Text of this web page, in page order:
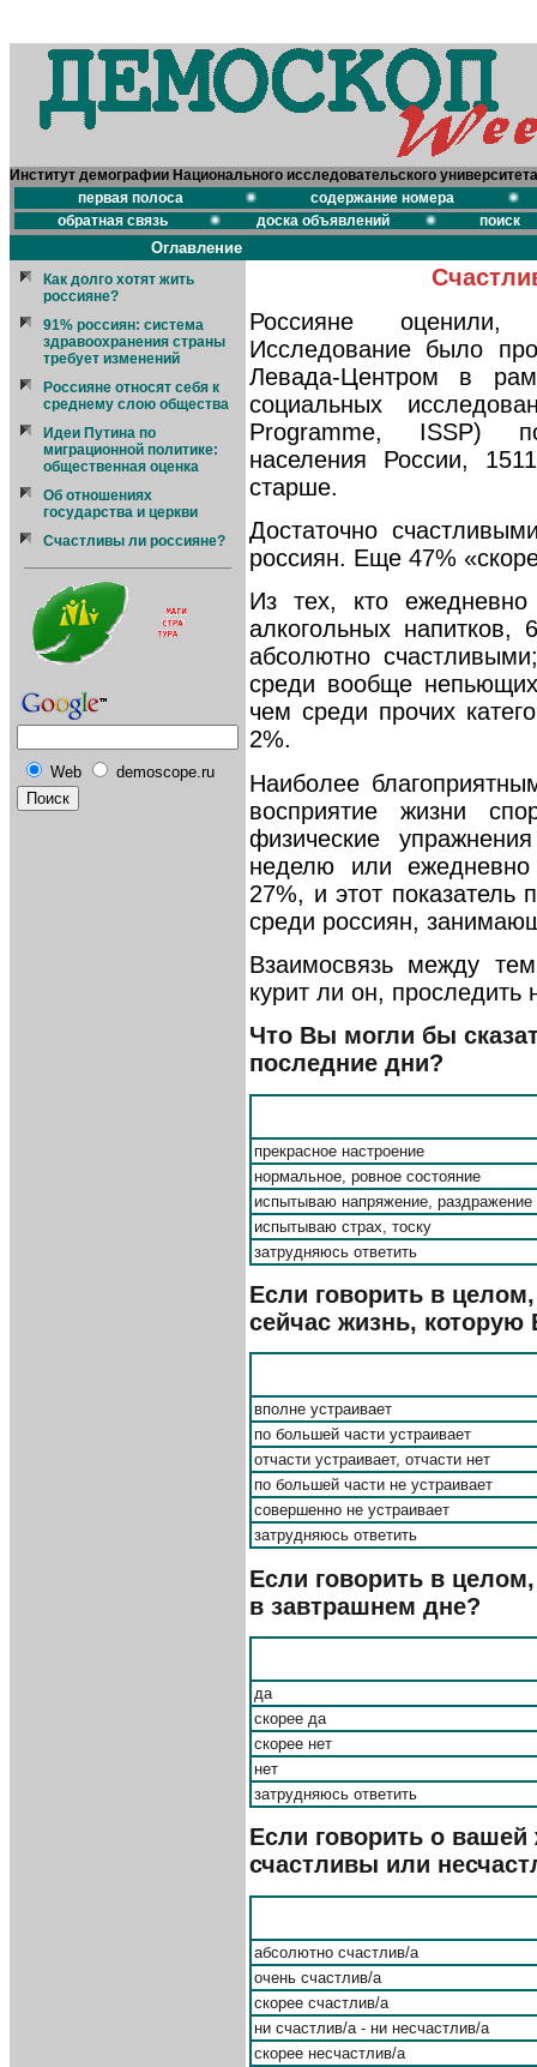
Институт демографии Национального исследовательского
первая полоса
содержание номера
обратная связь
доска объявлений поиск
Оглавление
Как долго хотят жить
россияне?
91% россиян: система
здравоохранения страны
требует изменений
Россияне относят себя к
среднему слою общества
Идеи Путина по
миграционной политике:
общественная оценка
Об отношениях
государства и церкви
Счастливы ли россияне?
Web demoscope.ru
Россияне оценили,
Исследование было
Левада-Центром в
социальных
Programme, ISSP)
населения России,
старше.
Достаточно
россиян. Еще 47%
Из тех, кто
алкогольных напитков,
абсолютно
среди вообще
чем среди прочих
2%.
Наиболее
восприятие жизни
физические
неделю или
27%, и этот
среди россиян,
Взаимосвязь между
курит ли он, проследить
Что Вы могли бы
последние дни?
прекрасное настроение
нормальное, ровное состояние
испытываю напряжение, раздражение
испытываю страх, тоску
затрудняюсь ответить
Если говорить в
сейчас жизнь, которую
вполне устраивает
по большей части устраивает
отчасти устраивает, отчасти нет
по большей части не устраивает
совершенно не устраивает
затрудняюсь ответить
Если говорить в
в завтрашнем дне?
да
скорее да
скорее нет
нет
затрудняюсь ответить
Если говорить о
счастливы или
абсолютно счастлив/а
очень счастлив/а
скорее счастлив/а
ни счастлив/а - ни несчастлив/а
скорее несчастлив/а